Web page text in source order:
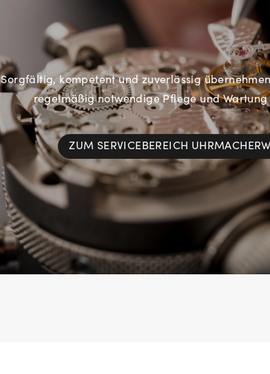
Sorgfältig, kompetent und zuverlässig
regelmäßig notwendige Pflege und Wartung
ZUM SERVICEBEREICH